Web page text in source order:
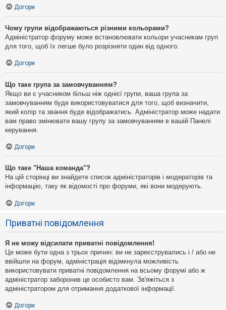
Догори
Чому групи відображаються різними кольорами?
Адміністратор форуму може встановлювати кольори учасникам груп
для того, щоб їх легше було розрізняти один від одного.
Догори
Що таке група за замовчуванням?
Якщо ви є учасником більш ніж однієї групи, ваша група за
замовчуванням буде використовуватися для того, щоб визначити,
який колір та звання буде відображатись. Адміністратор може надати
вам право змінювати вашу групу за замовчуванням в вашій Панелі
керування.
Догори
Що таке "Наша команда"?
На цій сторінці ви знайдете список адміністраторів і модераторів та
інформацію, таку як відомості про форуми, які вони модерують.
Догори
Приватні повідомлення
Я не можу відсилати приватні повідомлення!
Це може бути одна з трьох причин: ви не зареєструвались і / або не
ввійшли на форум, адміністрація відімкнула можливість
використовувати приватні повідомлення на всьому форумі або ж
адміністратор заборонив це особисто вам. Зв'яжіться з
адміністратором для отримання додаткової інформації.
Догори